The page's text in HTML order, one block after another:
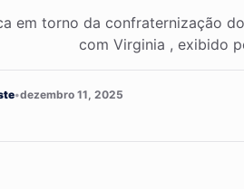
em torno da confraternização
com Virginia , exibido
•dezembro 11, 2025